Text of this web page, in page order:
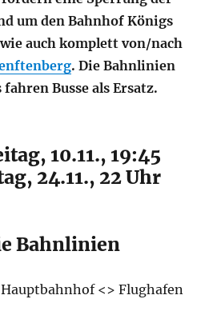
um den Bahnhof Königs
auch komplett von/nach
. Die Bahnlinien
Busse als Ersatz.
10.11., 19:45
24.11., 22 Uhr
Bahnlinien
<> Flughafen